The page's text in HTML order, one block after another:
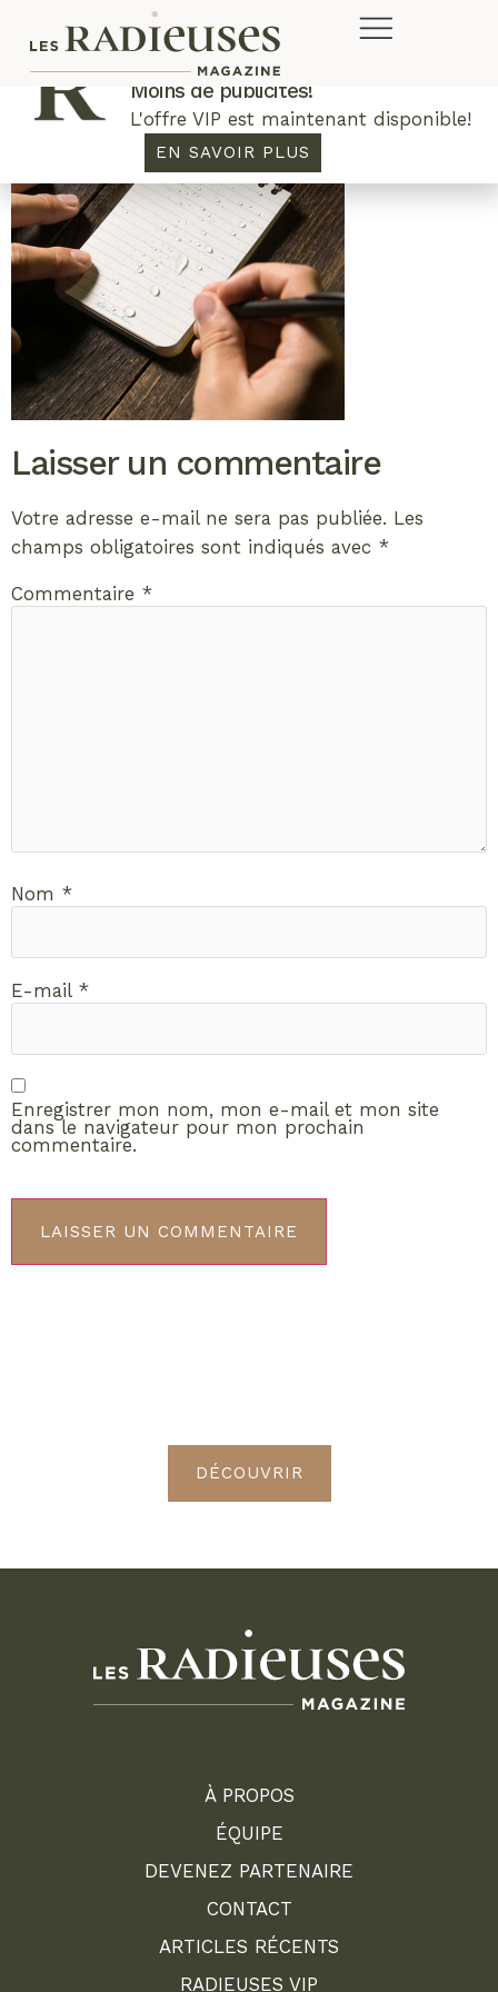
Laisser un commentaire
Votre adresse e-mail ne sera pas publiée. Les
champs obligatoires sont indiqués avec *
Commentaire *
Nom *
E-mail *
Enregistrer mon nom, mon e-mail et mon site
dans le navigateur pour mon prochain
commentaire.
DÉCOUVRIR
À PROPOS
ÉQUIPE
DEVENEZ PARTENAIRE
CONTACT
ARTICLES RÉCENTS
RADIEUSES VIP
Plus de concours. Plus de rabais.
Moins de publicités!
L'offre VIP est maintenant disponible!
EN SAVOIR PLUS